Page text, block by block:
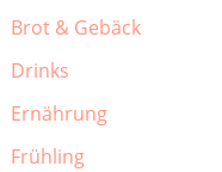
Brot & Gebäck
Drinks
Ernährung
Frühling